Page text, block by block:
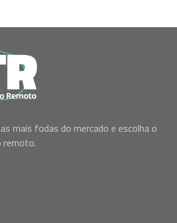
mais fodas do mercado e escolha o
remoto.